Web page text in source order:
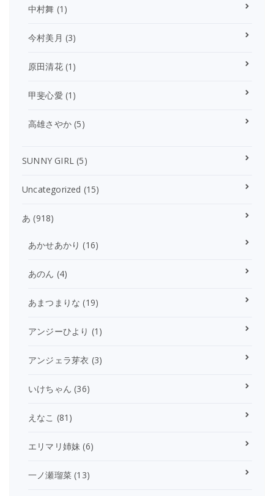
中村舞 (1)
今村美月 (3)
原田清花(1)
甲斐心愛 (1)
高雄さやか (5)
SUNNY GIRL (5)
Uncategorized (15)
あ (918)
あかせあかり (16)
あのん (4)
あまつまりな (19)
アンジーひより (1)
アンジェラ芽衣 (3)
いけちゃん (36)
えなこ (81)
エリマリ姉妹 (6)
一ノ瀬瑠菜 (13)